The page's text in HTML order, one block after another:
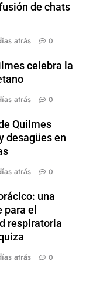
de chats
atrás 0
celebra la
atrás 0
Quilmes
desagües en
atrás 0
una
el
respiratoria
atrás 0